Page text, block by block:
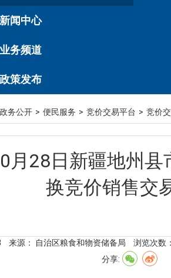
新闻中心
业务频道
政策发布
政务公开 > 便民服务 > 竞价交易平台 > 竞价
月28日新疆地州
换竞价销售交
来源： 自治区粮食和物资储备局
浏览次数
分享: